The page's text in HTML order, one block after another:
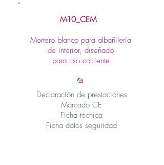
M10_CEM
Mortero blanco para albañilería
de interior, diseñado
para uso corriente
📂
Declaración de prestaciones
Marcado CE
Ficha técnica
Ficha datos seguridad